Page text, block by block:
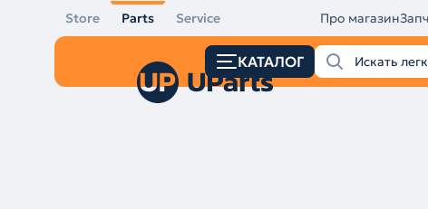
Store Parts Service Про магазин
КАТАЛОГ